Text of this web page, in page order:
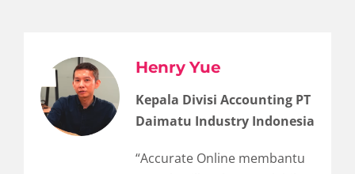
Henry Yue
Kepala Divisi Accounting PT
Daimatu Industry Indonesia
“Accurate Online membantu